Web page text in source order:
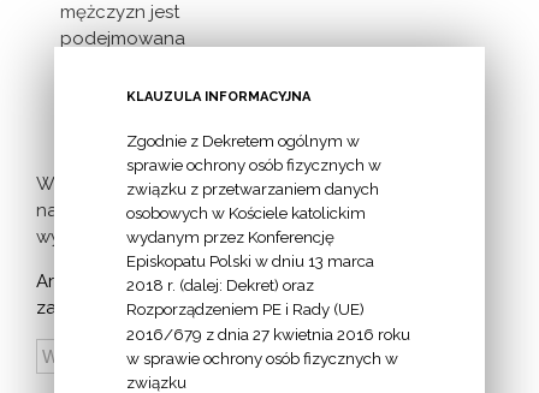
mężczyzn jest
podejmowana
milczącej [...]
Więcej
nadchodzących
wydarzeń >
Archiwum
zapowiedzi:
KLAUZULA INFORMACYJNA
Zgodnie z Dekretem ogólnym w
sprawie ochrony osób fizycznych w
związku z przetwarzaniem danych
osobowych w Kościele katolickim
wydanym przez Konferencję
Episkopatu Polski w dniu 13 marca
2018 r. (dalej: Dekret) oraz
Rozporządzeniem PE i Rady (UE)
2016/679 z dnia 27 kwietnia 2016 roku
w sprawie ochrony osób fizycznych w
związku